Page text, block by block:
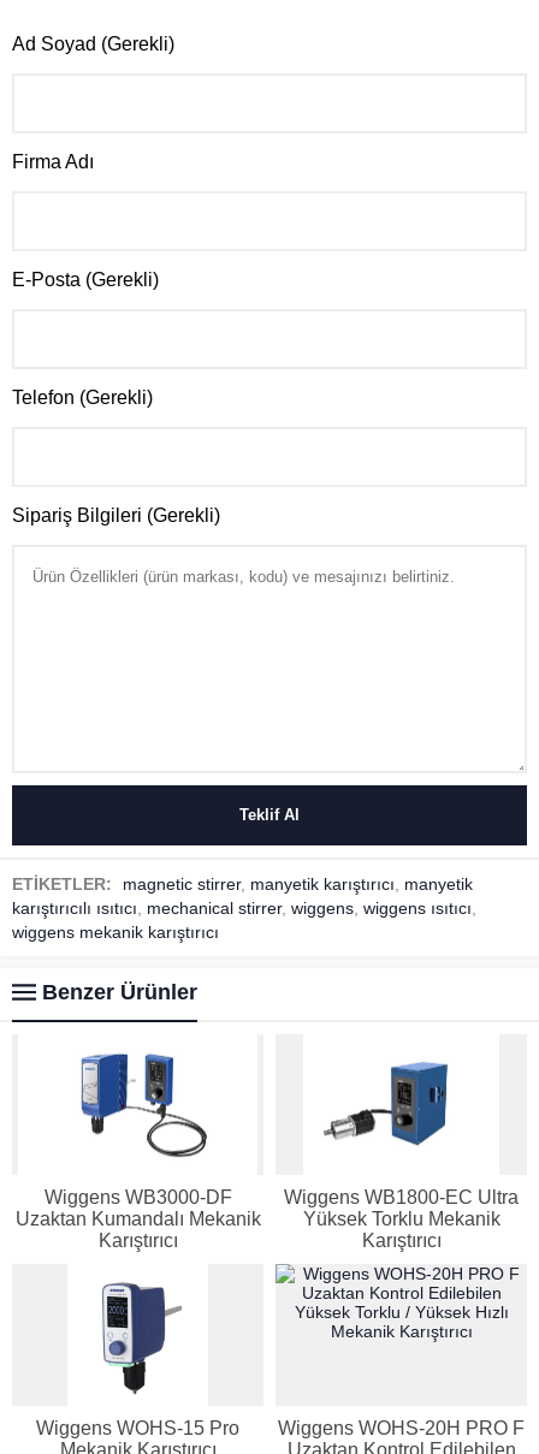
Ad Soyad (Gerekli)
Firma Adı
E-Posta (Gerekli)
Telefon (Gerekli)
Sipariş Bilgileri (Gerekli)
ETİKETLER: magnetic stirrer, manyetik karıştırıcı
manyetik
karıştırıcılı ısıtıcı
mechanical stirrer, wiggens wiggens ısıtıcı
wiggens mekanik karıştırıcı
Benzer Ürünler
Wiggens WB3000-DF
Uzaktan Kumandalı Mekanik
Karıştırıcı
Wiggens WB1800-EC Ultra
Yüksek Torklu Mekanik
Karıştırıcı
Wiggens WOHS-15 Pro
Mekanik Karıştırıcı
Wiggens WOHS-20H PRO F
Uzaktan Kontrol Edilebilen
Grubu